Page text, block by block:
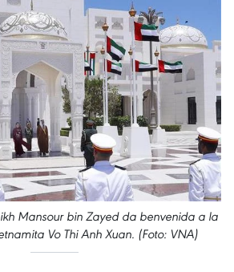
Mansour bin Zayed da benvenida a la
Vo Thi Anh Xuan. (Foto: VNA)